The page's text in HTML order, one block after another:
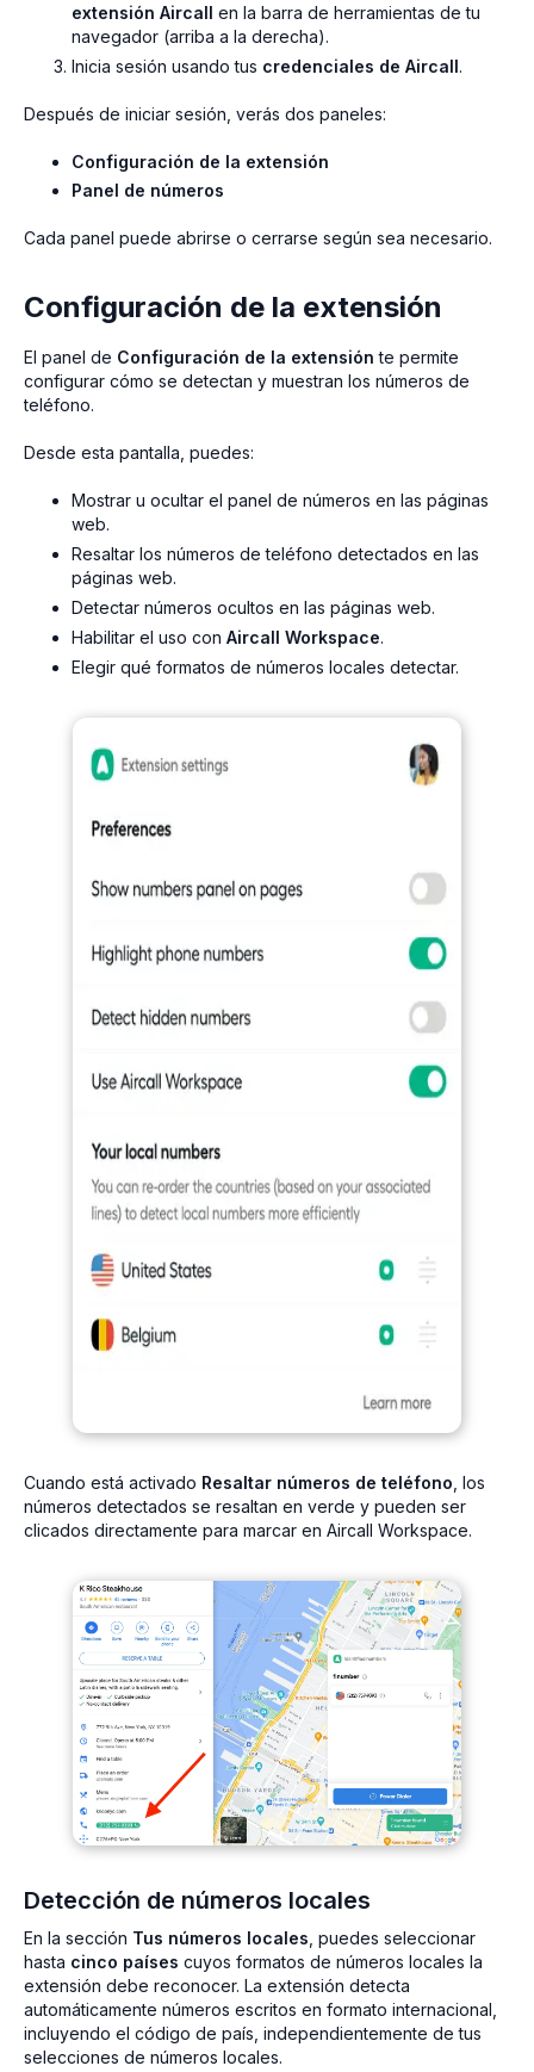
extensión Aircall en la barra de herramientas de tu
navegador (arriba a la derecha).
Inicia sesión usando tus credenciales de Aircall.
Después de iniciar sesión, verás dos paneles:
Configuración de la extensión
Panel de números
Cada panel puede abrirse o cerrarse según sea necesario.
Configuración de la extensión
El panel de Configuración de la extensión te permite
configurar cómo se detectan y muestran los números de
teléfono.
Desde esta pantalla, puedes:
Mostrar u ocultar el panel de números en las páginas
web.
Resaltar los números de teléfono detectados en las
páginas web.
Detectar números ocultos en las páginas web.
Habilitar el uso con Aircall Workspace.
Elegir qué formatos de números locales detectar.
Cuando está activado Resaltar números de teléfono , los
números detectados se resaltan en verde y pueden ser
clicados directamente para marcar en Aircall Workspace.
Detección de números locales
En la sección Tus números locales , puedes seleccionar
hasta cinco países cuyos formatos de números locales la
extensión debe reconocer. La extensión detecta
automáticamente números escritos en formato internacional,
incluyendo el código de país, independientemente de tus
selecciones de números locales.